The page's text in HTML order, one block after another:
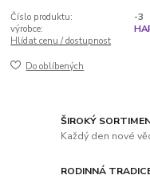
Číslo produktu:
-3
výrobce:
Hlídat cenu / dostupnost
Do oblíbených
ŠIROKÝ
Každý den nové
RODINNÁ